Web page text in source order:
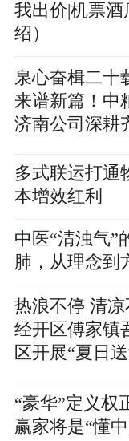
我出价|机票
绍）
泉心奋楫二十
来谱新篇！中
济南公司深耕
多式联运打通
本增效红利
中医“清浊气
肺，从理念到
热浪不停 清
经开区傅家镇
区开展“夏日
“豪华”定义权
赢家将是“懂